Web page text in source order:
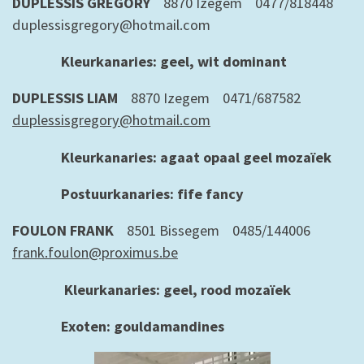
duplessisgregory@hotmail.com
Kleurkanaries: geel, wit dominant
DUPLESSIS LIAM 8870 Izegem 0471/687582
duplessisgregory@hotmail.com
Kleurkanaries: agaat opaal geel mozaïek
Postuurkanaries: fife fancy
FOULON FRANK 8501 Bissegem 0485/144006
frank.foulon@proximus.be
Kleurkanaries: geel, rood mozaïek
Exoten: gouldamandines